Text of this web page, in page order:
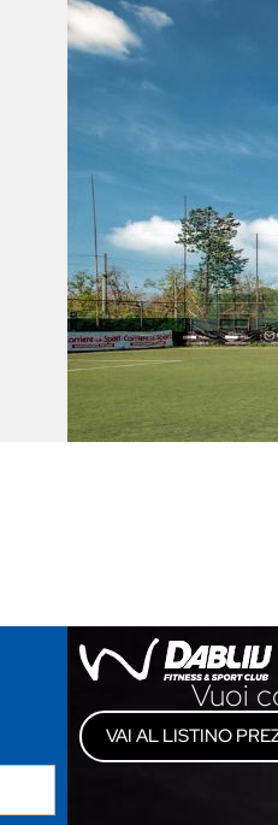
Vuoi
VAI AL LISTINO